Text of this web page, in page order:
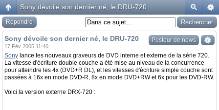
Sony dévoile son dernier né, le DRU-720
Répondre
Posteur de news
Sony dévoile son dernier né, le DRU-720
17 Fév 2005 11:40
Sony lance les nouveaux graveurs de DVD interne et externe de la série 720.
La vitesse d'écriture double couche a été mise au niveau de la concurrence
pour atteindre les 4x (DVD+R DL), et les vitesses d'écriture simple couche sont
passées à 16x en mode DVD-R, 8x en mode DVD+RW et 6x pour les DVD-RW.
Voici la version externe DRX-720 :